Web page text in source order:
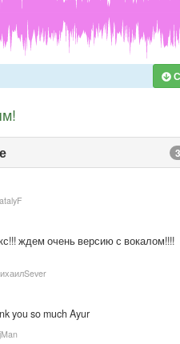
3
ждем очень версию с вокалом!!!!
you so much Ayur